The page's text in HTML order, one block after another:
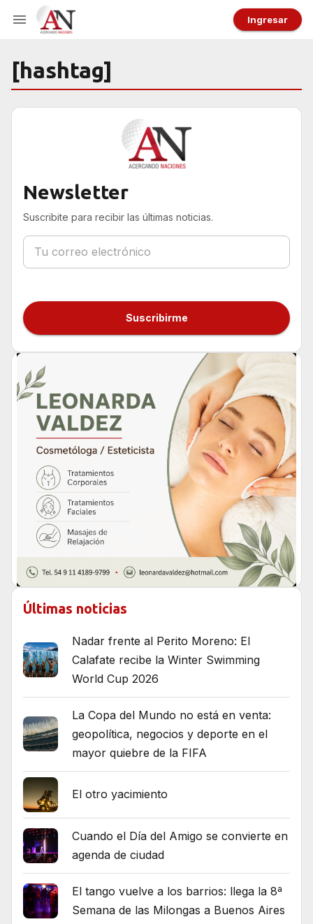
Ingresar
[hashtag]
Newsletter
Suscribite para recibir las últimas noticias.
Suscribirme
Últimas noticias
Nadar frente al Perito Moreno: El
Calafate recibe la Winter Swimming
World Cup 2026
La Copa del Mundo no está en venta:
geopolítica, negocios y deporte en el
mayor quiebre de la FIFA
El otro yacimiento
Cuando el Día del Amigo se convierte en
agenda de ciudad
El tango vuelve a los barrios: llega la 8ª
Semana de las Milongas a Buenos Aires